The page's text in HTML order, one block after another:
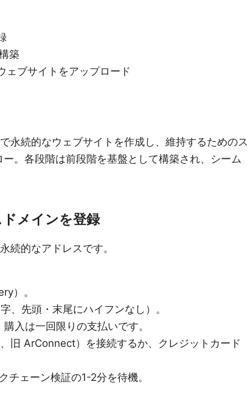
築
ェブサイトをアップロード
永続的なウェブサイトを作成し、維持するための
。各段階は前段階を基盤として構築され、シーム
メインを登録
続的なアドレスです。
）。
、先頭・末尾にハイフンなし）。
入は一回限りの支払いです。
旧 ArConnect）を接続するか、クレジットカード
チェーン検証の1-2分を待機。